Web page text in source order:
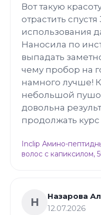
Вот такую
отрастить
использования
Наносила по
выпадать
чему пробор на
намного лучше!
небольшой
довольна
продолжать
Inclip Амино-
волос с капиксилом,
Н
Назарова
12.07.2026